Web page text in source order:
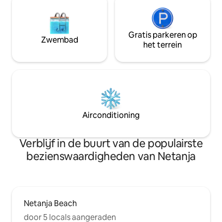
restaurants, cafés en entertainment in
het stadscentrum en het strand.
Kiryat Tzanez.
restaurants,
Zwembad
Gratis parkeren op
het terrein
Airconditioning
Verblijf in de buurt van de populairste
bezienswaardigheden van Netanja
Netanja Beach
door 5 locals aangeraden